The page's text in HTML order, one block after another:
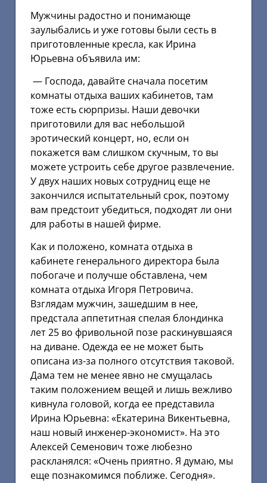
Мужчины радостно и понимающе
заулыбались и уже готовы были сесть в
приготовленные кресла, как Ирина
Юрьевна объявила им:
— Господа, давайте сначала посетим
комнаты отдыха ваших кабинетов, там
тоже есть сюрпризы. Наши девочки
приготовили для вас небольшой
эротический концерт, но, если он
покажется вам слишком скучным, то вы
можете устроить себе другое развлечение.
У двух наших новых сотрудниц еще не
закончился испытательный срок, поэтому
вам предстоит убедиться, подходят ли они
для работы в нашей фирме.
Как и положено, комната отдыха в
кабинете генерального директора была
побогаче и получше обставлена, чем
комната отдыха Игоря Петровича.
Взглядам мужчин, зашедшим в нее,
предстала аппетитная спелая блондинка
лет 25 во фривольной позе раскинувшаяся
на диване. Одежда ее не может быть
описана из-за полного отсутствия таковой.
Дама тем не менее явно не смущалась
таким положением вещей и лишь вежливо
кивнула головой, когда ее представила
Ирина Юрьевна: «Екатерина Викентьевна,
наш новый инженер-экономист». На это
Алексей Семенович тоже любезно
раскланялся: «Очень приятно. Я думаю, мы
еще познакомимся поближе. Сегодня».